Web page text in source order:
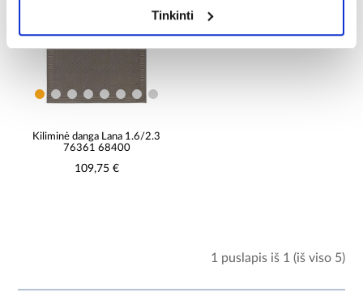
Tinkinti
Kiliminė danga Lana 1.6/2.3
76361 68400
109,75 €
1 puslapis iš 1 (iš viso 5)